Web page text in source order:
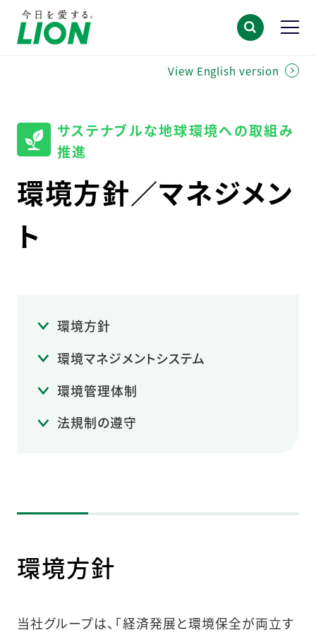
View English version
サステナブルな地球環境への取組み
推進
環境方針／マネジメン
ト
環境方針
環境マネジメントシステム
環境管理体制
法規制の遵守
環境方針
当社グループは、「経済発展と環境保全が両立す